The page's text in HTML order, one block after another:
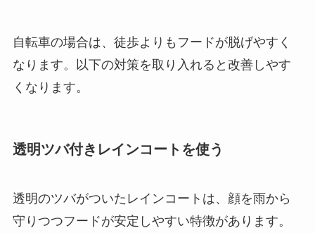
自転車の場合は、徒歩よりもフードが脱げやすく
なります。以下の対策を取り入れると改善しやす
くなります。
透明ツバ付きレインコートを使う
透明のツバがついたレインコートは、顔を雨から
守りつつフードが安定しやすい特徴があります。